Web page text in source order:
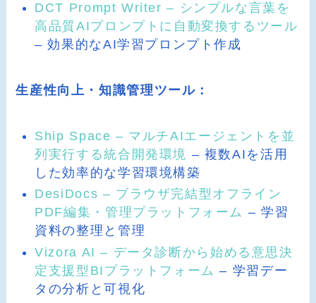
DCT Prompt Writer – シンプルな言葉を
高品質AIプロンプトに自動変換するツール
– 効果的なAI学習プロンプト作成
生産性向上・知識管理ツール：
Ship Space – マルチAIエージェントを並
列実行する統合開発環境 – 複数AIを活用
した効率的な学習環境構築
DesiDocs – ブラウザ完結型オフライン
PDF編集・管理プラットフォーム – 学習
資料の整理と管理
Vizora AI – データ診断から始める意思決
定支援型BIプラットフォーム – 学習デー
タの分析と可視化